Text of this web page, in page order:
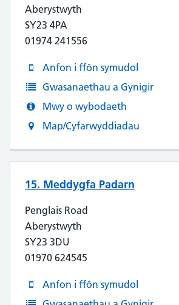
Aberystwyth
SY23 4PA
01974 241556
Anfon i ffôn symudol
Gwasanaethau a Gynigir
Mwy o wybodaeth
Map/Cyfarwyddiadau
15. Meddygfa Padarn
Penglais Road
Aberystwyth
SY23 3DU
01970 624545
Anfon i ffôn symudol